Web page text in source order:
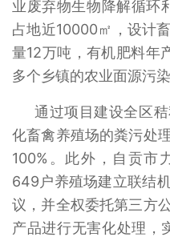
业废弃物生物降解循环
占地近10000㎡，设计
量12万吨，有机肥料年
多个乡镇的农业面源污
通过项目建设全区
化畜禽养殖场的粪污处
100%。此外，自贡市
649户养殖场建立联结
议，并全权委托第三方
产品进行无害化处理，